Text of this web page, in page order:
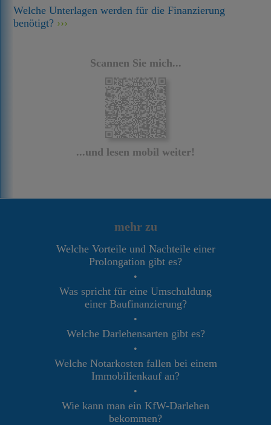
Welche Unterlagen werden für die Finanzierung
benötigt?
Scannen Sie mich...
...und lesen mobil weiter!
mehr zu
Welche Vorteile und Nachteile einer
Prolongation gibt es?
•
Was spricht für eine Umschuldung
einer Baufinanzierung?
•
Welche Darlehensarten gibt es?
•
Welche Notarkosten fallen bei einem
Immobilienkauf an?
•
Wie kann man ein KfW-Darlehen
bekommen?